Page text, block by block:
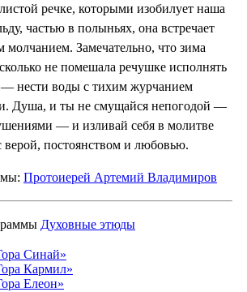
речке, которыми изобилует наша
частью в полыньях, она встречает
Замечательно, что зима
не помешала речушке исполнять
— нести воды с тихим журчанием
Душа, и ты не смущайся непогодой —
— и изливай себя в молитве
постоянством и любовью.
Протоиерей Артемий Владимиров
Духовные этюды
Синай»
Кармил»
Елеон»